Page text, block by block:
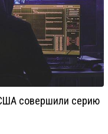
совершили серию